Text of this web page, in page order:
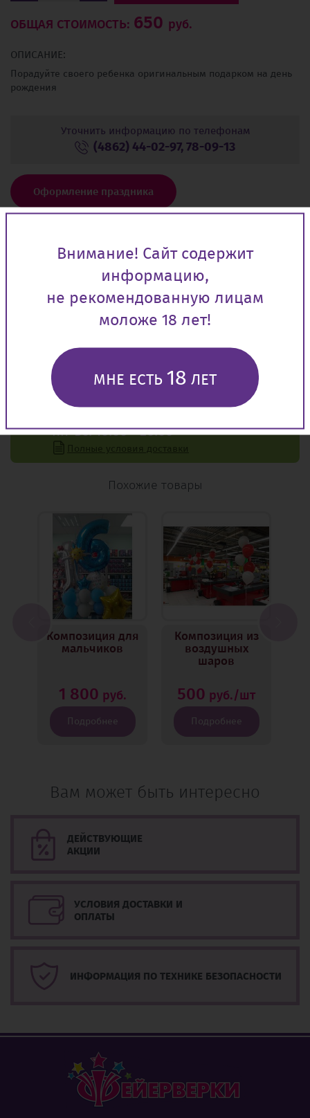
ОБЩАЯ СТОИМОСТЬ: 650 руб.
ОПИСАНИЕ:
Порадуйте своего ребенка оригинальным подарком на день
рождения
Уточнить информацию по телефонам
(4862) 44-02-97,78-09-13
Оформление праздника
СЕРТИФИКАТЫ НА ПРОДУКЦИЮ
ТОВАР ПРОВЕРЕН И СЕРТИФИЦИРОВАН
для использования на территории РФ
Бесплатная доставка по городу от
2000
пн-вс: 10.00 - 20.00
Похожие товары
Композиция для
мальчиков
1 800 руб.
Подробнее
Композиция из
воздушных
шаров
500 руб./шт
Подробнее
Вам может быть интересно
ДЕЙСТВУЮЩИЕ
АКЦИИ
УСЛОВИЯ ДОСТАВКИ И
ОПЛАТЫ
ИНФОРМАЦИЯ ПО ТЕХНИКЕ БЕЗОПАСНОСТИ
Внимание! Сайт содержит
информацию,
не рекомендованную лицам
моложе 18 лет!
МНЕ ЕСТЬ 18 ЛЕТ